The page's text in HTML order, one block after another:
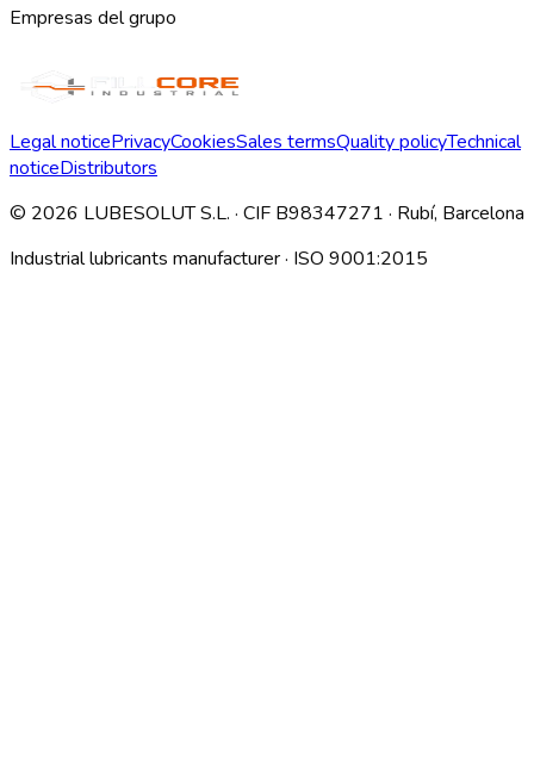
Empresas del grupo
Legal noticePrivacyCookiesSales termsQuality policyTechnical
noticeDistributors
© 2026 LUBESOLUT S.L. · CIF B98347271 · Rubí, Barcelona
Industrial lubricants manufacturer · ISO 9001:2015